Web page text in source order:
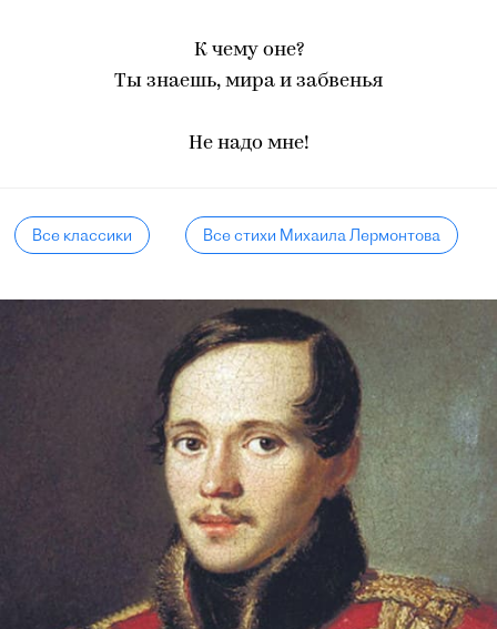
К чему оне?
Ты знаешь, мира и забвенья
Не надо мне!
Все классики Все стихи Михаила Лермонтова